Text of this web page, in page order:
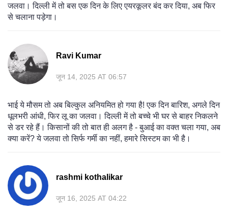
जलवा। दिल्ली में तो बस एक दिन के लिए एयरकूलर बंद कर दिया, अब फिर
से चलाना पड़ेगा।
Ravi Kumar
जून 14, 2025 AT 06:57
भाई ये मौसम तो अब बिल्कुल अनियमित हो गया है! एक दिन बारिश, अगले दिन
धूलभरी आंधी, फिर लू का जलवा। दिल्ली में तो बच्चे भी घर से बाहर निकलने
से डर रहे हैं। किसानों की तो बात ही अलग है - बुआई का वक्त चला गया, अब
क्या करें? ये जलवा तो सिर्फ गर्मी का नहीं, हमारे सिस्टम का भी है।
rashmi kothalikar
जून 16, 2025 AT 04:22